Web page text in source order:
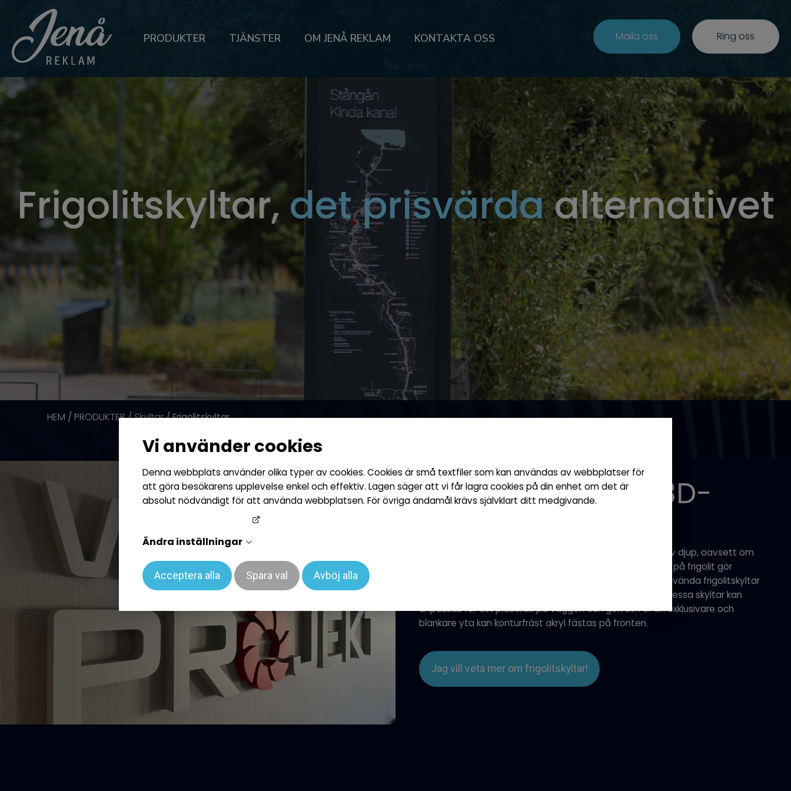
Vi använder cookies
Denna webbplats använder olika typer av cookies. Cookies är små textfiler som kan användas av webbplatser för
att göra besökarens upplevelse enkel och effektiv. Lagen säger att vi får lagra cookies på din enhet om det är
absolut nödvändigt för att använda webbplatsen. För övriga ändamål krävs självklart ditt medgivande.
Ändra inställningar
Acceptera alla Spara val Avböj alla
PRODUKTER TJÄNSTER OM JENÅ REKLAM KONTAKTA OSS Maila oss Ring oss
Frigolitskyltar,det prisvärdaalternativet
HEM / PRODUKTER/Skyltar/ Frigolitskyltar
Frigolitskyltar för 3D-
Med frigolitskyltar kan du skapa en imponerande känsla av djup, oavsett om
det är på en vägg eller i din mässmonter. Den låga vikten på frigolit gör
monteringen enkel på vilken yta som helst. Genom att använda frigolitskyltar
kan du ge din logo eller text en imponerande 3D-effekt. Dessa skyltar kan
anpassas för att placeras på väggen och golvet. För en exklusivare och
blankare yta kan konturfräst akryl fästas på fronten.
Jag vill veta mer om frigolitskyltar!